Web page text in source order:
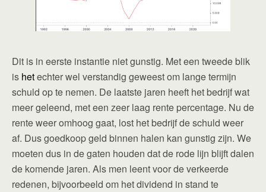
Dit is in eerste instantie niet gunstig. Met een tweede blik
is hetechter wel verstandig geweest om lange termijn
schuld op te nemen. De laatste jaren heeft het bedrijf wat
meer geleend, met een zeer laag rente percentage. Nu de
rente weer omhoog gaat, lost het bedrijf de schuld weer
af. Dus goedkoop geld binnen halen kan gunstig zijn. We
moeten dus in de gaten houden dat de rode lijn blijft dalen
de komende jaren. Als men leent voor de verkeerde
redenen, bijvoorbeeld om het dividend in stand te